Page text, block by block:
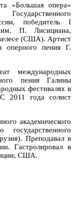
«Большая опера»
победитель I
им. П. Лисициана,
(США). Артист
оперного пения Г.
международных
пения Галины
фестивалях в
2011 года солист
академического
Преподавал в
Гастролировал в
США.